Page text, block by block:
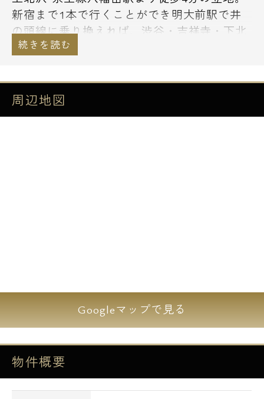
新宿まで1本で行くことができ明大前駅で井
の頭線に乗り換えれば、渋谷・吉祥寺・下北
沢へのアクセスもスムーズです。周辺には徒
ア」やコンビニ、ドラッグストア、お弁当屋
さんもあり駅高架下には書店やカフェが出店
する「京王リトナード八幡山」が展開。お買
■オートロック
■宅配ボックス
■防犯カメラ
■エレベーター
■ゴミ置き場
周辺地図
Googleマップで見る
物件概要